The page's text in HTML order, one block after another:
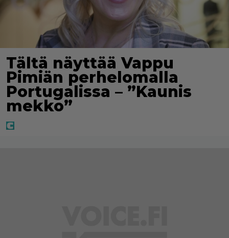
Tältä näyttää Vappu
Pimiän perhelomalla
Portugalissa – ”Kaunis
mekko”